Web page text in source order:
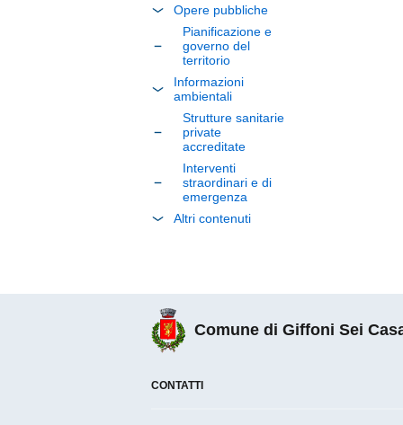
Opere pubbliche
Pianificazione e
governo del
territorio
Informazioni
ambientali
Strutture sanitarie
private
accreditate
Interventi
straordinari e di
emergenza
Altri contenuti
Comune di Giffoni Sei
CONTATTI